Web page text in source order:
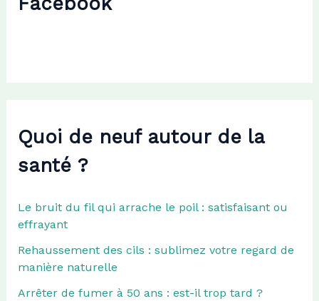
h
Quoi de neuf autour de la
santé ?
Le bruit du fil qui arrache le poil : satisfaisant ou
effrayant
Rehaussement des cils : sublimez votre regard de
manière naturelle
Arrêter de fumer à 50 ans : est-il trop tard ?